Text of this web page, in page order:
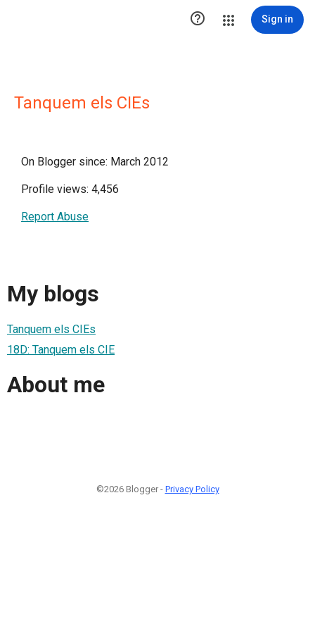
 Sign in
Tanquem els CIEs
On Blogger since: March 2012
Profile views: 4,456
Report Abuse
My blogs
Tanquem els CIEs
18D: Tanquem els CIE
About me
©2026 Blogger - Privacy Policy